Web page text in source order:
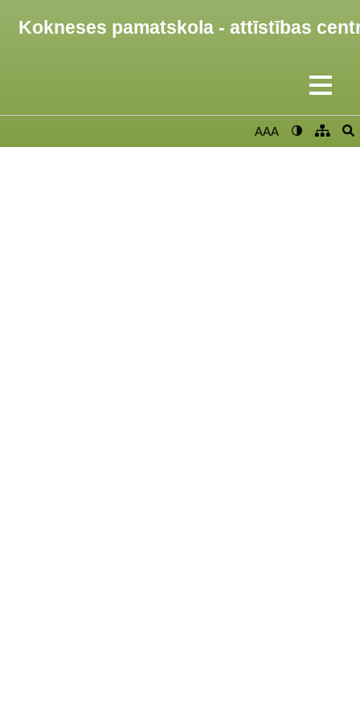
Kokneses pamatskola - attīstības
AAA